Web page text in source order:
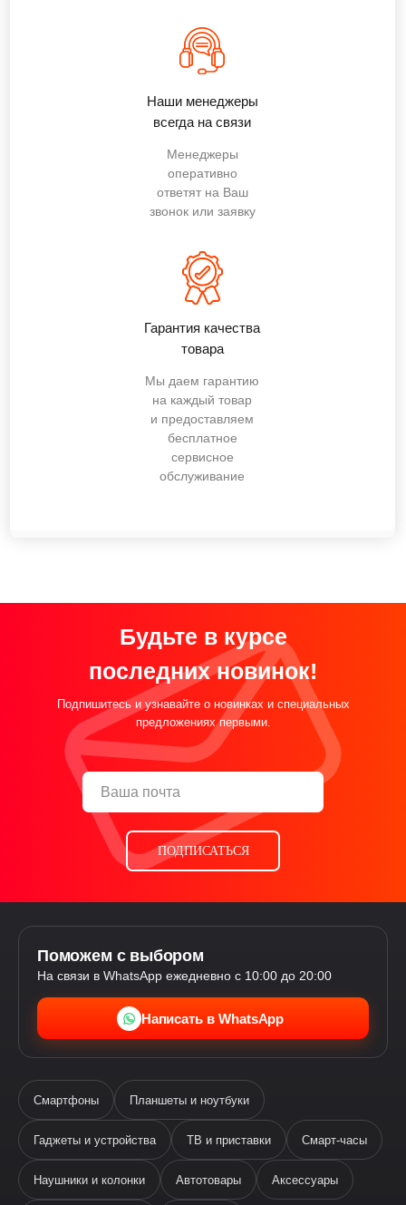
Гарантия качества
товара
Наши менеджеры
всегда на связи
Мы даем гарантию
на каждый товар
и предоставляем
бесплатное
сервисное
обслуживание
Менеджеры
оперативно
ответят на Ваш
звонок или заявку
Будьте в курсе
последних новинок!
Подпишитесь и узнавайте о новинках и специальных
предложениях первыми.
ПОДПИСАТЬСЯ
Поможем с выбором
На связи в WhatsApp ежедневно с 10:00 до 20:00
Написать в WhatsApp
Смартфоны Планшеты и ноутбуки
Гаджеты и устройства ТВ и приставки Смарт-часы
Наушники и колонки Автотовары Аксессуары